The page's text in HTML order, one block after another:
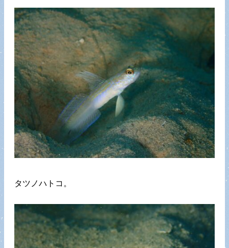
タツノハトコ。